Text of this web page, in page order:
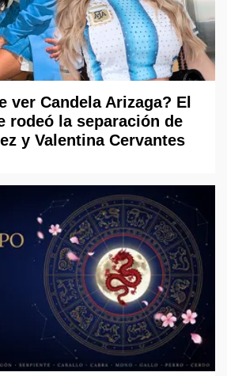
ver Candela Arizaga? El
rodeó la separación de
y Valentina Cervantes